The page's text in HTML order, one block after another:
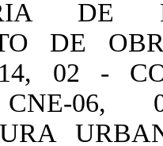
DE
DE
14, 02 -
CNE-